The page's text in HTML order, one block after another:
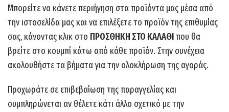
Μπορείτε να κάνετε περιήγηση στα προϊόντα μας μέσα από
την ιστοσελίδα μας και να επιλέξετε το προϊόν της επιθυμίας
σας, κάνοντας κλικ στο ΠΡΟΣΘΗΚΗ ΣΤΟ ΚΑΛΑΘΙπου θα
βρείτε στο κουμπί κάτω από κάθε προϊόν. Στην συνέχεια
ακολουθήστε τα βήματα για την ολοκλήρωση της αγοράς.
Προχωράτε σε επιβεβαίωση της παραγγελίας και
συμπληρώνεται αν θέλετε κάτι άλλο σχετικό με την